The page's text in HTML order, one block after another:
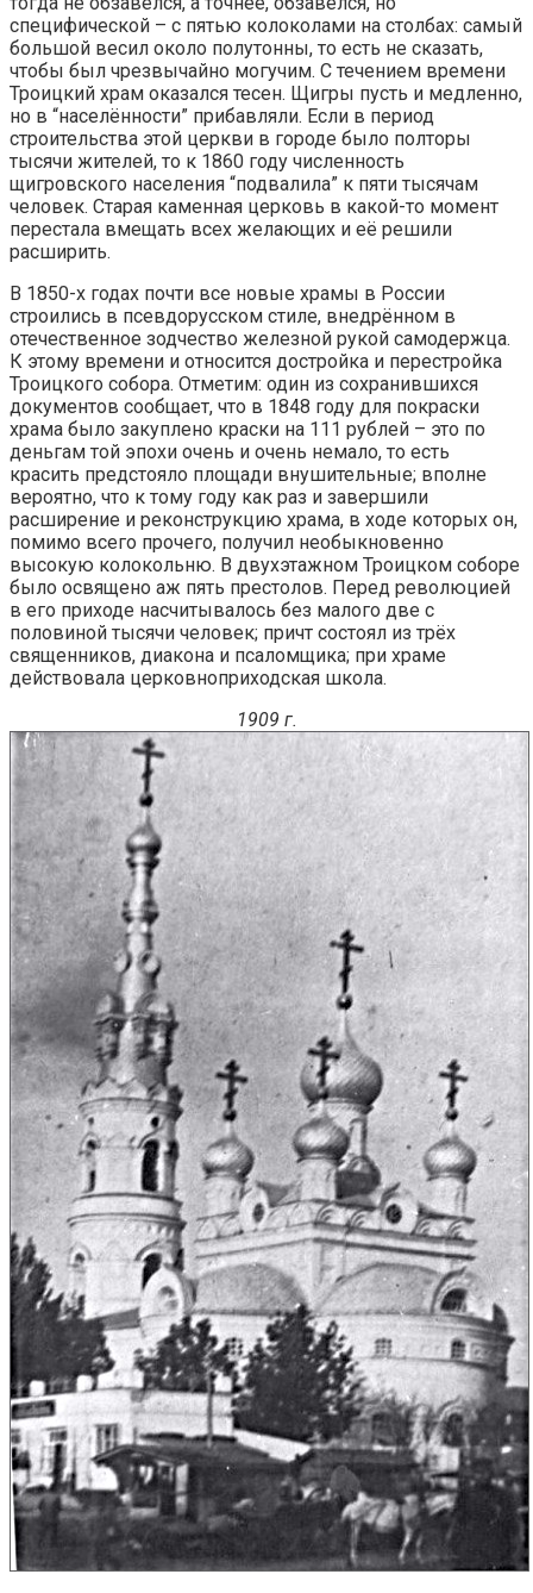
специфической – с пятью колоколами на столбах: самый
большой весил около полутонны, то есть не сказать,
чтобы был чрезвычайно могучим. С течением времени
Троицкий храм оказался тесен. Щигры пусть и медленно,
но в “населённости” прибавляли. Если в период
строительства этой церкви в городе было полторы
тысячи жителей, то к 1860 году численность
щигровского населения “подвалила” к пяти тысячам
человек. Старая каменная церковь в какой-то момент
перестала вмещать всех желающих и её решили
расширить.
В 1850-х годах почти все новые храмы в России
строились в псевдорусском стиле, внедрённом в
отечественное зодчество железной рукой самодержца.
К этому времени и относится достройка и перестройка
Троицкого собора. Отметим: один из сохранившихся
документов сообщает, что в 1848 году для покраски
храма было закуплено краски на 111 рублей – это по
деньгам той эпохи очень и очень немало, то есть
красить предстояло площади внушительные; вполне
вероятно, что к тому году как раз и завершили
расширение и реконструкцию храма, в ходе которых он,
помимо всего прочего, получил необыкновенно
высокую колокольню. В двухэтажном Троицком соборе
было освящено аж пять престолов. Перед революцией
в его приходе насчитывалось без малого две с
половиной тысячи человек; причт состоял из трёх
священников, диакона и псаломщика; при храме
действовала церковноприходская школа.
1909 г.